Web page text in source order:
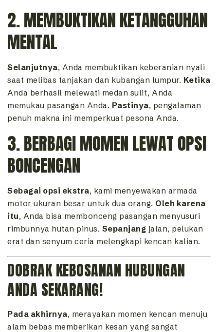
2. MEMBUKTIKAN KETANGGUHAN
MENTAL
Selanjutnya, Anda membuktikan keberanian nyali
saat melibas tanjakan dan kubangan lumpur. Ketika
Anda berhasil melewati medan sulit, Anda
memukau pasangan Anda. Pastinya, pengalaman
penuh makna ini memperkuat pesona Anda.
3. BERBAGI MOMEN LEWAT OPSI
BONCENGAN
Sebagai opsi ekstra, kami menyewakan armada
motor ukuran besar untuk dua orang. Oleh karena
itu, Anda bisa membonceng pasangan menyusuri
rimbunnya hutan pinus. Sepanjang jalan, pelukan
erat dan senyum ceria melengkapi kencan kalian.
DOBRAK KEBOSANAN HUBUNGAN
ANDA SEKARANG!
Pada akhirnya, merayakan momen kencan menuju
alam bebas memberikan kesan yang sangat